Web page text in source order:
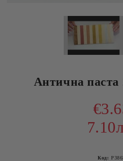
Антична паста
Код: